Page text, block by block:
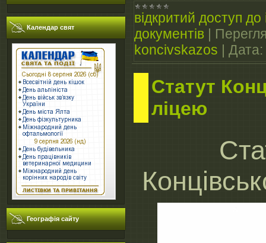
Календар свят
Географія сайту
відкритий доступ до
документів |
koncivskazos | Дата:
Статут
ліцею